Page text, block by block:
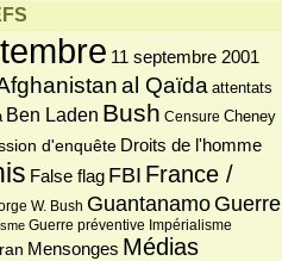
11 septembre 2001
al Qaïda attentats
Ben Laden Bush Censure Cheney
d'enquête Droits de l'homme
False flag FBI France /
W. Bush Guantanamo Guerre
Guerre préventive Impérialisme
Mensonges Médias